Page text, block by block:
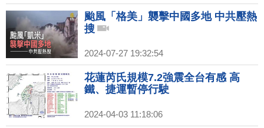
颱風「格美」襲擊中國多地 中共壓熱
搜
2024-07-27 19:32:54
花蓮芮氏規模7.2強震全台有感 高
鐵、捷運暫停行駛
2024-04-03 11:18:06